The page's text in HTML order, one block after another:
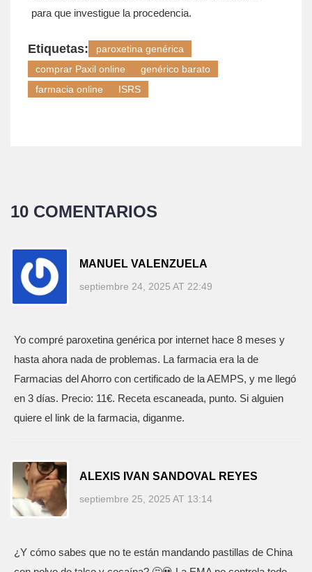
para que investigue la procedencia.
Etiquetas:
paroxetina genérica
comprar Paxil online
genérico barato
farmacia online
ISRS
10 COMENTARIOS
MANUEL VALENZUELA
septiembre 24, 2025 AT 22:49
Yo compré paroxetina genérica por internet hace 8 meses y
hasta ahora nada de problemas. La farmacia era la de
Farmacias del Ahorro con certificado de la AEMPS, y me llegó
en 3 días. Precio: 11€. Receta escaneada, punto. Si alguien
quiere el link de la farmacia, diganme.
ALEXIS IVAN SANDOVAL REYES
septiembre 25, 2025 AT 13:14
¿Y cómo sabes que no te están mandando pastillas de China